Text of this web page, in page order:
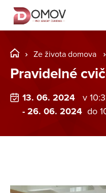
Ze života domova
Pravidelné
13. 06. 2024
v
- 26. 06. 2024 do